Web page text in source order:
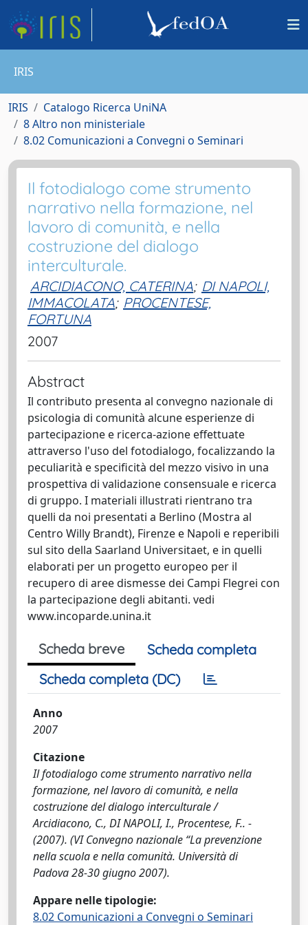
IRIS
IRIS
Catalogo Ricerca UniNA
8 Altro non ministeriale
8.02 Comunicazioni a Convegni o Seminari
Il fotodialogo come strumento
narrativo nella formazione, nel
lavoro di comunità, e nella
costruzione del dialogo
interculturale.
ARCIDIACONO, CATERINA; DI NAPOLI,
IMMACOLATA; PROCENTESE,
FORTUNA
2007
Abstract
Il contributo presenta al convegno nazionale di
psicologia di comunità alcune esperienze di
partecipazione e ricerca-azione effettuate
attraverso l'uso del fotodialogo, focalizzando la
peculiarità e specificità del mezzo visivo in una
prospettiva di validazione consensuale e ricerca
di gruppo. I materiali illustrati rientrano tra
quelli da noi presentati a Berlino (Mostra al
Centro Willy Brandt), Firenze e Napoli e reperibili
sul sito della Saarland Universitaet, e in quelli
elaborati per un progetto europeo per il
recupero di aree dismesse dei Campi Flegrei con
la partecipazione degli abitanti. vedi
www.incoparde.unina.it
Scheda breve
Scheda completa
Scheda completa (DC)
Anno
2007
Citazione
Il fotodialogo come strumento narrativo nella
formazione, nel lavoro di comunità, e nella
costruzione del dialogo interculturale /
Arcidiacono, C., DI NAPOLI, I., Procentese, F.. -
(2007). (VI Convegno nazionale “La prevenzione
nella scuola e nella comunità. Università di
Padova 28-30 giugno 2007).
Appare nelle tipologie:
8.02 Comunicazioni a Convegni o Seminari